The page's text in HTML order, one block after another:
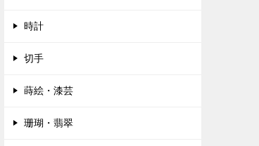
時計
切手
蒔絵・漆芸
珊瑚・翡翠